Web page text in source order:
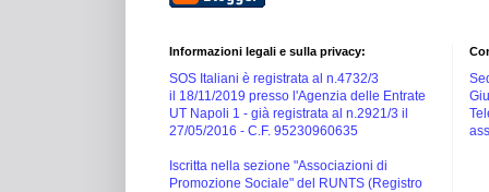
Informazioni legali e sulla privacy:
SOS Italiani è registrata al n.4732/3
il 18/11/2019 presso l'Agenzia delle Entrate
UT Napoli 1 - già registrata al n.2921/3 il
27/05/2016 - C.F. 95230960635
Iscritta nella sezione "Associazioni di
Promozione Sociale" del RUNTS (Registro